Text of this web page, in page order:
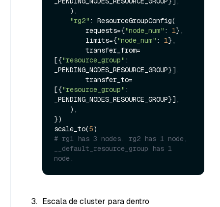
"rg2" : ResourceGroupConfig(
        requests={
"node_num" : 1},
        limits={
"node_num" : 1},
[{"resource_group" :
_PENDING_NODES_RESOURCE_GROUP}],
[{"resource_group" :
_PENDING_NODES_RESOURCE_GROUP}],
})
scale_to(5
# rg1 has 3 nodes, rg2 has 1 node,
__default_resource_group has 1
node.
Escala de cluster para dentro